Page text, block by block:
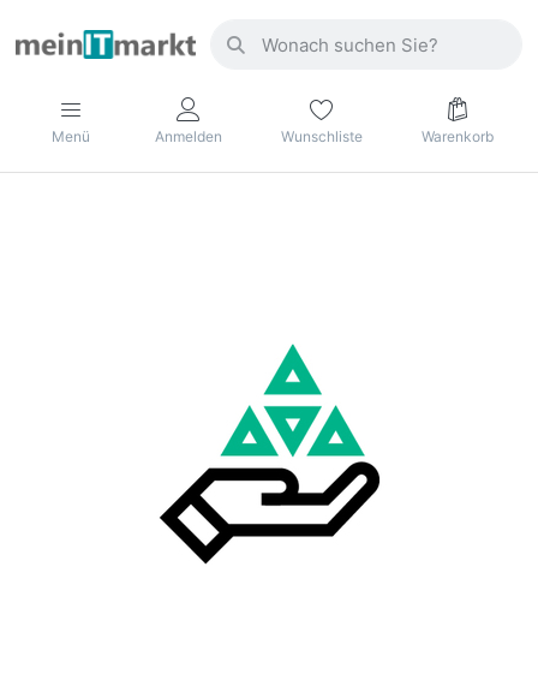
Menü Anmelden Wunschliste Warenkorb